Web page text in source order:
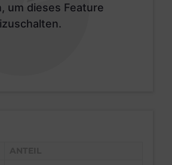
um dieses Feature